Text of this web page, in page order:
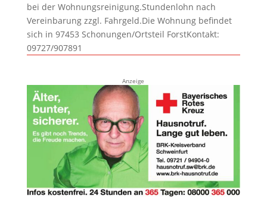
bei der Wohnungsreinigung.Stundenlohn nach
Vereinbarung zzgl. Fahrgeld.Die Wohnung befindet
sich in 97453 Schonungen/Ortsteil ForstKontakt:
09727/907891
Anzeige